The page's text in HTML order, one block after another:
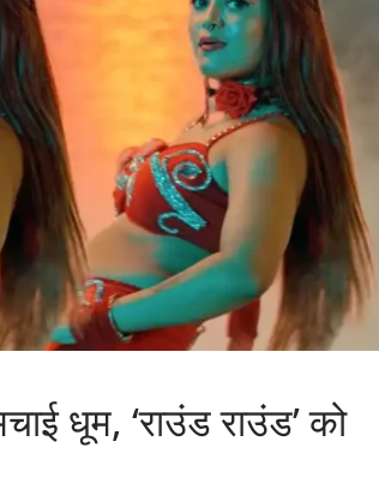
धूम, ‘राउंड राउंड’ को